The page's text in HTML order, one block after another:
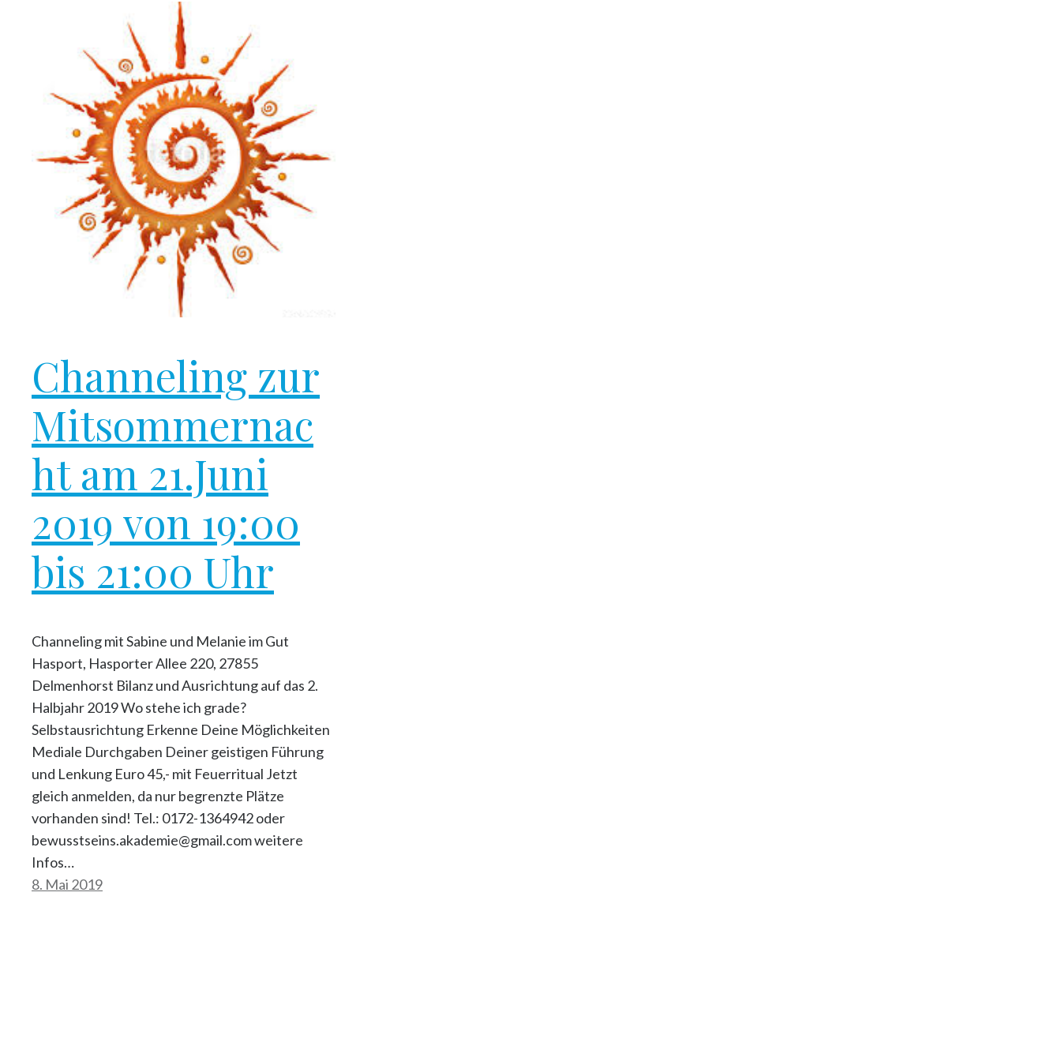
Channeling zur
Mitsommernac
ht am 21.Juni
2019 von 19:00
bis 21:00 Uhr
Channeling mit Sabine und Melanie im Gut
Hasport, Hasporter Allee 220, 27855
Delmenhorst Bilanz und Ausrichtung auf das 2.
Halbjahr 2019 Wo stehe ich grade?
Selbstausrichtung Erkenne Deine Möglichkeiten
Mediale Durchgaben Deiner geistigen Führung
und Lenkung Euro 45,- mit Feuerritual Jetzt
gleich anmelden, da nur begrenzte Plätze
vorhanden sind! Tel.: 0172-1364942 oder
bewusstseins.akademie@gmail.com weitere
Infos…
8. Mai 2019